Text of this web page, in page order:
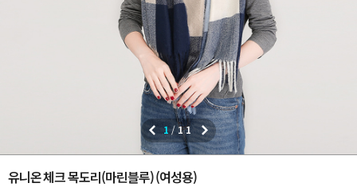
1/11
유니온 체크 목도리(마린블루) (여성용)